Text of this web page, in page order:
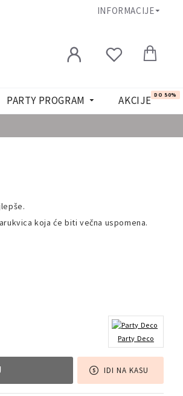
INFORMACIJE
PARTY PROGRAM AKCIJE DO 50%
koja će biti večna uspomena.
Party Deco
IDI NA KASU